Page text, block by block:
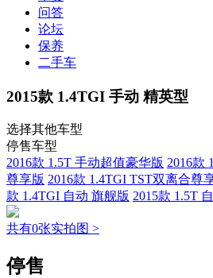
问答
论坛
保养
二手车
2015款 1.4TGI 手动 精英型
选择其他车型
停售车型
2016款 1.5T 手动超值豪华版 2016款
尊享版 2016款 1.4TGI TST双离合尊
款 1.4TGI 自动 旗舰版 2015款 1.5T
共有0张实拍图 >
停售